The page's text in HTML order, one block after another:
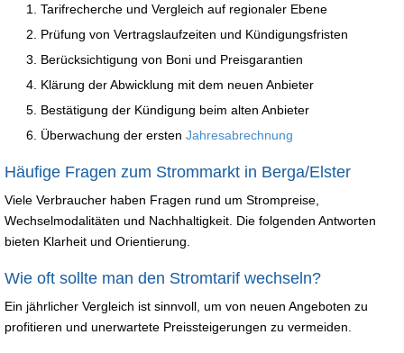
Tarifrecherche und Vergleich auf regionaler Ebene
Prüfung von Vertragslaufzeiten und Kündigungsfristen
Berücksichtigung von Boni und Preisgarantien
Klärung der Abwicklung mit dem neuen Anbieter
Bestätigung der Kündigung beim alten Anbieter
Überwachung der ersten Jahresabrechnung
Häufige Fragen zum Strommarkt in Berga/Elster
Viele Verbraucher haben Fragen rund um Strompreise,
Wechselmodalitäten und Nachhaltigkeit. Die folgenden Antworten
bieten Klarheit und Orientierung.
Wie oft sollte man den Stromtarif wechseln?
Ein jährlicher Vergleich ist sinnvoll, um von neuen Angeboten zu
profitieren und unerwartete Preissteigerungen zu vermeiden.